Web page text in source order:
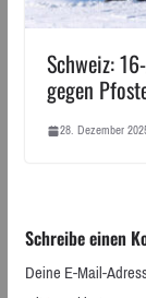
Schweiz:
gegen
28. Dezember
Schreibe einen
Deine E-Mail-